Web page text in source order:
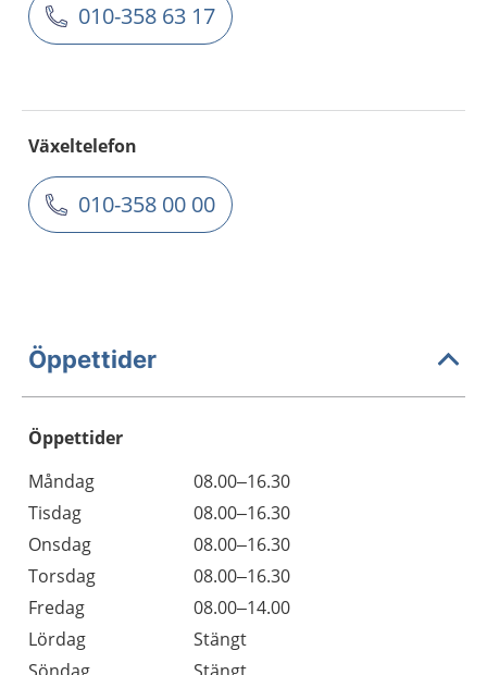
010-358 63 17
Växeltelefon
010-358 00 00
Öppettider
Öppettider
Dag
Öppettider
Kommentarer
Måndag
08.00–16.30
Tisdag
08.00–16.30
Onsdag
08.00–16.30
Torsdag
08.00–16.30
Fredag
08.00–14.00
Lördag
Stängt